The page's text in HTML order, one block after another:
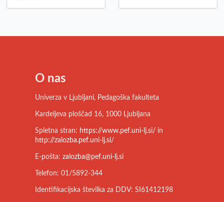
O nas
Univerza v Ljubljani, Pedagoška fakulteta
Kardeljeva ploščad 16, 1000 Ljubljana
Spletna stran: https://www.pef.uni-lj.si/ in
http://zalozba.pef.uni-lj.si/
E-pošta: zalozba@pef.uni-lj.si
Telefon: 01/5892-344
Identifikacijska številka za DDV: SI61412198